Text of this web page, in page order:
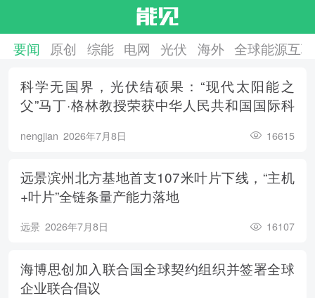
要闻 原创 综能 电网 光伏 海外 全球能源互
科学无国界，光伏结硕果：“现代太阳能之
父”马丁·格林教授荣获中华人民共和国国际科
nengjian 2026年7月8日 16615
远景滨州北方基地首支107米叶片下线，“主机
+叶片”全链条量产能力落地
远景 2026年7月8日 16107
海博思创加入联合国全球契约组织并签署全球
企业联合倡议